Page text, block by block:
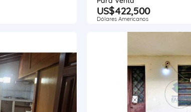
US$422,500
Dólares Americanos